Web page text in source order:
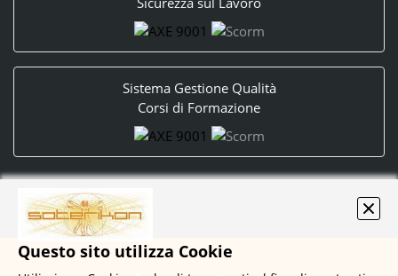
Sistema Gestione Qualità
Corsi di Formazione
Questo sito utilizza Cookie